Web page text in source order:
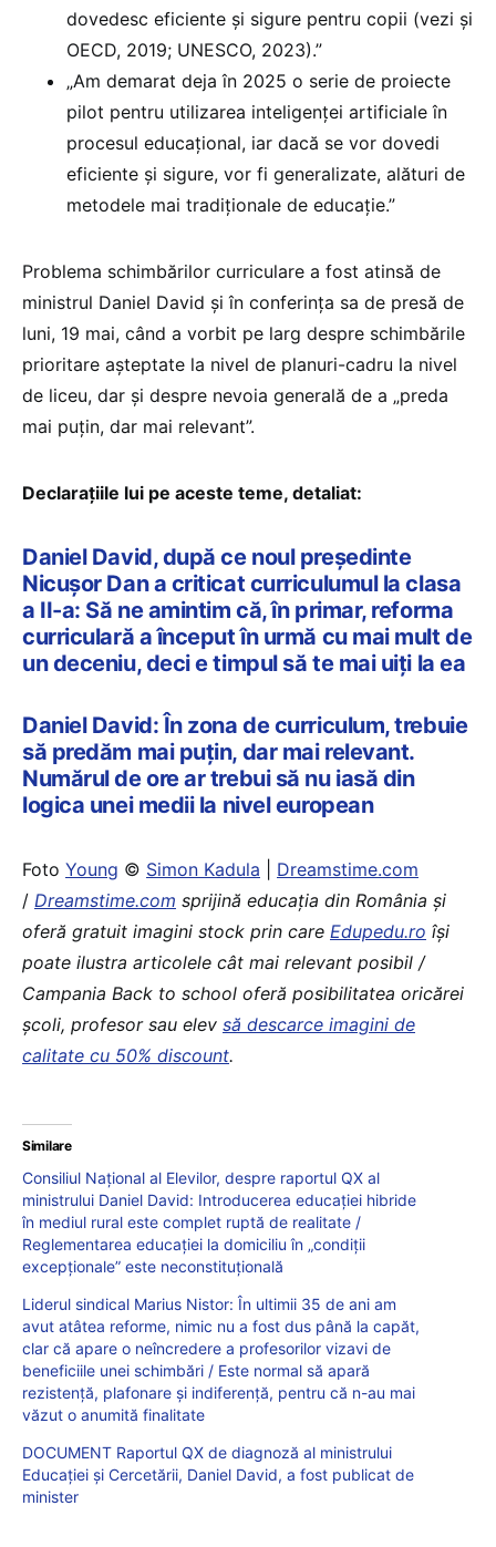
dovedesc eficiente și sigure pentru copii (vezi și
OECD, 2019; UNESCO, 2023).”
„Am demarat deja în 2025 o serie de proiecte
pilot pentru utilizarea inteligenței artificiale în
procesul educațional, iar dacă se vor dovedi
eficiente și sigure, vor fi generalizate, alături de
metodele mai tradiționale de educație.”
Problema schimbărilor curriculare a fost atinsă de
ministrul Daniel David și în conferința sa de presă de
luni, 19 mai, când a vorbit pe larg despre schimbările
prioritare așteptate la nivel de planuri-cadru la nivel
de liceu, dar și despre nevoia generală de a „preda
mai puțin, dar mai relevant”.
Declarațiile lui pe aceste teme, detaliat:
Daniel David, după ce noul președinte
Nicușor Dan a criticat curriculumul la clasa
a II-a: Să ne amintim că, în primar, reforma
curriculară a început în urmă cu mai mult de
un deceniu, deci e timpul să te mai uiți la ea
Daniel David: În zona de curriculum, trebuie
să predăm mai puțin, dar mai relevant.
Numărul de ore ar trebui să nu iasă din
logica unei medii la nivel european
Foto Young © Simon Kadula
Dreamstime.com
/ Dreamstime.com sprijină educaţia din România şi
oferă gratuit imagini stock prin care Edupedu.ro îşi
poate ilustra articolele cât mai relevant posibil /
Campania Back to school oferă posibilitatea oricărei
școli, profesor sau elev să descarce imagini de
calitate cu 50% discount.
Similare
Consiliul Național al Elevilor, despre raportul QX al
ministrului Daniel David: Introducerea educației hibride
în mediul rural este complet ruptă de realitate /
Reglementarea educației la domiciliu în „condiții
excepționale” este neconstituțională
Liderul sindical Marius Nistor: În ultimii 35 de ani am
avut atâtea reforme, nimic nu a fost dus până la capăt,
clar că apare o neîncredere a profesorilor vizavi de
beneficiile unei schimbări / Este normal să apară
rezistență, plafonare și indiferență, pentru că n-au mai
văzut o anumită finalitate
DOCUMENT Raportul QX de diagnoză al ministrului
Educației și Cercetării, Daniel David, a fost publicat de
minister